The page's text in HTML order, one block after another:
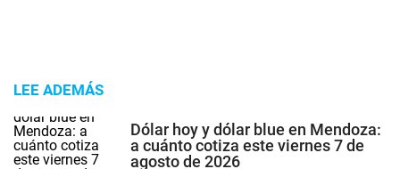
LEE ADEMÁS
Dólar hoy y dólar blue en Mendoza:
a cuánto cotiza este viernes 7 de
agosto de 2026